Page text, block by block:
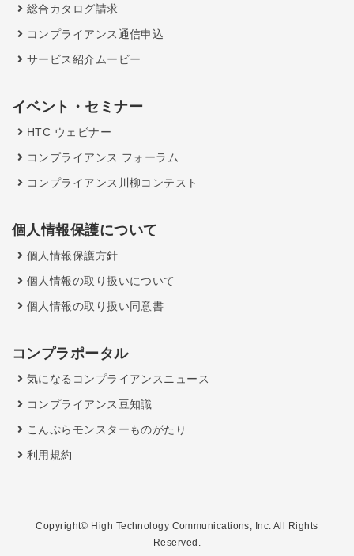
総合カタログ請求
コンプライアンス通信申込
サービス紹介ムービー
イベント・セミナー
HTC ウェビナー
コンプライアンス フォーラム
コンプライアンス川柳コンテスト
個人情報保護について
個人情報保護方針
個人情報の取り扱いについて
個人情報の取り扱い同意書
コンプラポータル
気になるコンプライアンスニュース
コンプライアンス豆知識
こんぷらモンスターものがたり
利用規約
Copyright© High Technology Communications, Inc. All Rights
Reserved.